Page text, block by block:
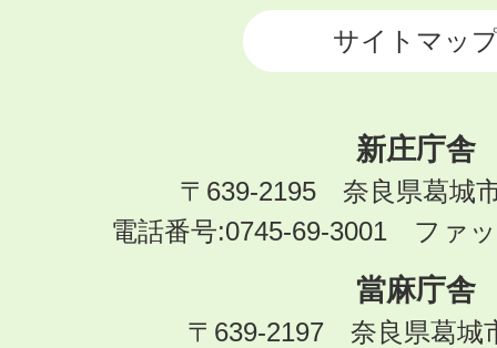
サイトマッ
新庄庁舎
〒639-2195 奈良県葛城
電話番号:0745-69-3001 ファ
當麻庁舎
〒639-2197 奈良県葛城